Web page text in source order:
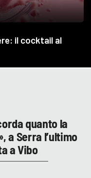
quanto la
a Serra l’ultimo
a Vibo